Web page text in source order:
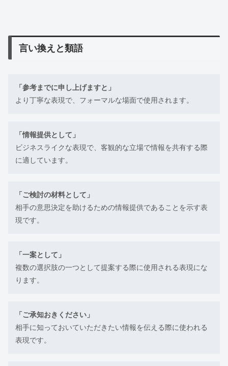
言い換えと類語
「参考までに申し上げますと」
より丁寧な表現で、フォーマルな場面で使用されます。
「情報提供として」
ビジネスライクな表現で、客観的な立場で情報を共有する際
に適しています。
「ご検討の材料として」
相手の意思決定を助けるための情報提供であることを示す表
現です。
「一案として」
複数の選択肢の一つとして提案する際に使用される表現にな
ります。
「ご承知おきください」
相手に知っておいていただきたい情報を伝える際に使われる
表現です。